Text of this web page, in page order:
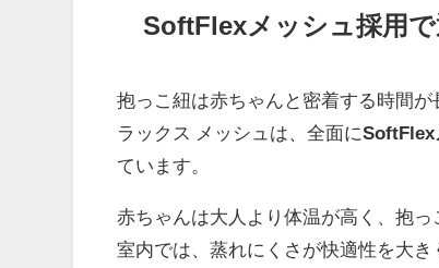
SoftFlexメッシュ採用
抱っこ紐は赤ちゃんと密着する時間が
ラックス メッシュは、全面にSoftFlex
ています。
赤ちゃんは大人より体温が高く、抱
室内では、蒸れにくさが快適性を大